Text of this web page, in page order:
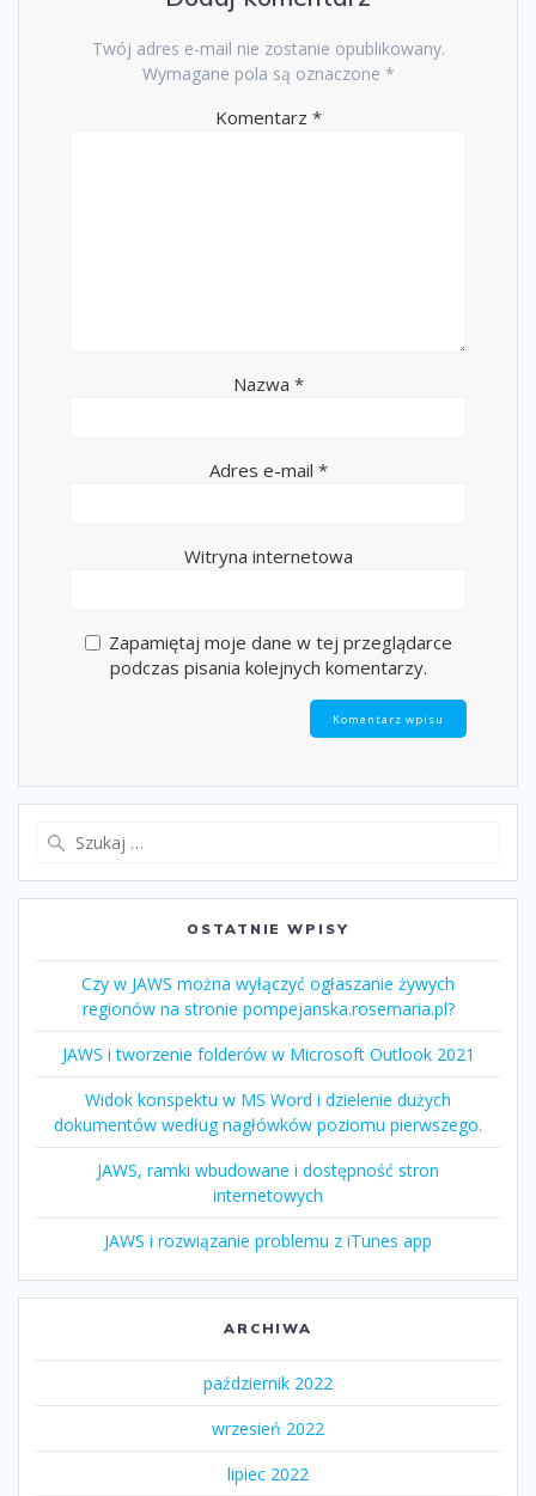
Twój adres e-mail nie zostanie opublikowany.
Wymagane pola są oznaczone *
Komentarz *
Nazwa *
Adres e-mail *
Witryna internetowa
Zapamiętaj moje dane w tej przeglądarce
podczas pisania kolejnych komentarzy.
OSTATNIE WPISY
Czy w JAWS można wyłączyć ogłaszanie żywych
regionów na stronie pompejanska.rosemaria.pl?
JAWS i tworzenie folderów w Microsoft Outlook 2021
Widok konspektu w MS Word i dzielenie dużych
dokumentów według nagłówków poziomu pierwszego.
JAWS, ramki wbudowane i dostępność stron
internetowych
JAWS i rozwiązanie problemu z iTunes app
ARCHIWA
październik 2022
wrzesień 2022
lipiec 2022